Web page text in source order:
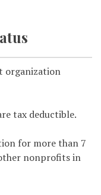
organization
tax deductible.
for more than 7
nonprofits in